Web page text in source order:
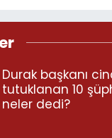
Durak başkanı
tutuklanan 10
neler dedi?